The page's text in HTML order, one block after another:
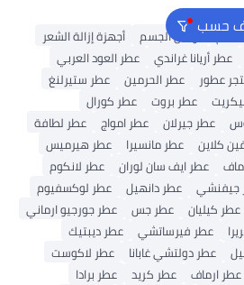
حسبلوشن الجسم
أجهزة إزالة الشعر
عطر أريانا غراندي
عطر العود العربي
عطور عطر الحرمين
عطر ستيرلنغ
عطر بروت
عطر كورال
عطر جيرلان عطر امواج
عطر لطافة
كلاين عطر مانسيرا
عطر هيرميس
عطر ايف سان لوران
عطر لانكوم
جيفنشي عطر دانهيل
عطر لوكسفيوم
عطر كيليان عطر جس
عطر جورجيو ارماني
عطر فيرساتشي
عطر ديبتيك
عطر دولتشي غابانا
عطر لاكوست
عطر ارماف عطر كريد
عطر برادا